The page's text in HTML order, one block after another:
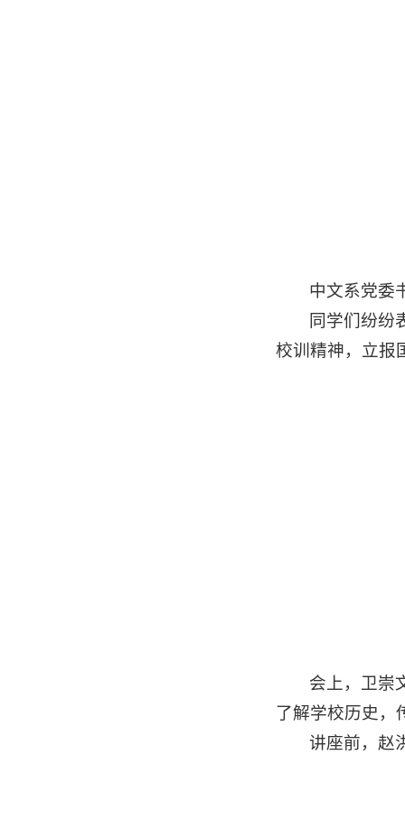
中文系党委
同学们纷纷
校训精神，立报
会上，卫崇
了解学校历史，
讲座前，赵